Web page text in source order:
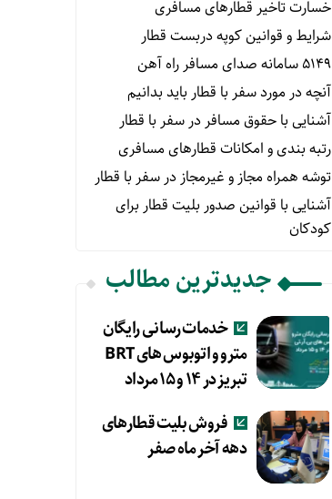
خسارت تاخیر قطارهای مسافری
شرایط و قوانین کوپه دربست قطار
۵۱۴۹ سامانه صدای مسافر راه آهن
آنچه در مورد سفر با قطار باید بدانیم
آشنایی با حقوق مسافر در سفر با قطار
رتبه بندی و امکانات قطارهای مسافری
توشه همراه مجاز و غیرمجاز در سفر با قطار
آشنایی با قوانین صدور بلیت قطار برای
کودکان
جدیدترین مطالب
خدمات رسانی رایگان
مترو و اتوبوس های BRT
تبریز در ۱۴ و ۱۵ مرداد
فروش بلیت قطارهای
دهه آخر ماه صفر